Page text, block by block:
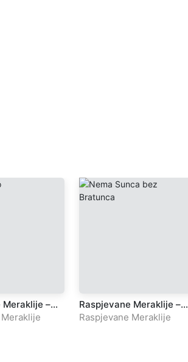
Meraklije –
izvora ti
Raspjevane Meraklije –
Kad je Naser sa vojskom
Raspjevane Meraklije